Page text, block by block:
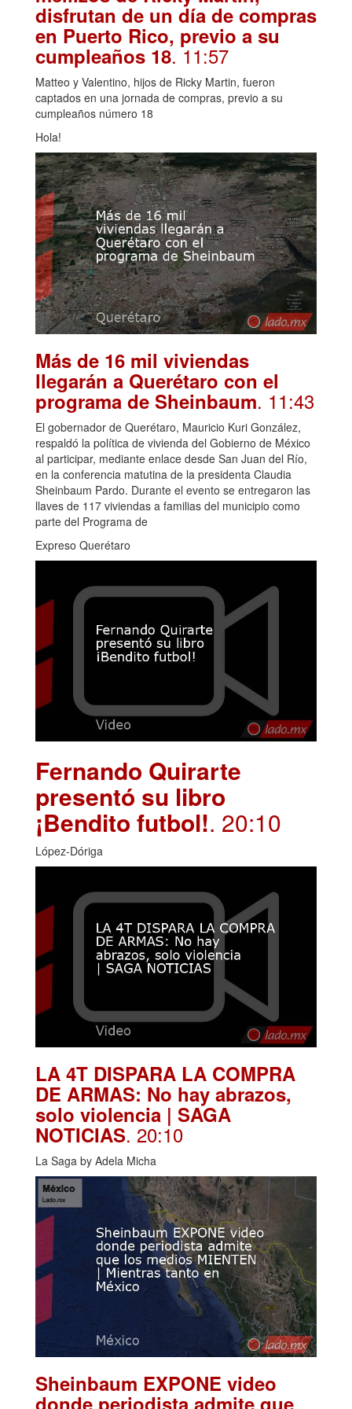
disfrutan de un día de compras
en Puerto Rico, previo a su
cumpleaños 18. 11:57
Matteo y Valentino, hijos de Ricky Martin, fueron
captados en una jornada de compras, previo a su
cumpleaños número 18
Hola!
Más de 16 mil viviendas
llegarán a Querétaro con el
programa de Sheinbaum. 11:43
El gobernador de Querétaro, Mauricio Kuri González,
respaldó la política de vivienda del Gobierno de México
al participar, mediante enlace desde San Juan del Río,
en la conferencia matutina de la presidenta Claudia
Sheinbaum Pardo. Durante el evento se entregaron las
llaves de 117 viviendas a familias del municipio como
parte del Programa de
Expreso Querétaro
Fernando Quirarte
presentó su libro
¡Bendito futbol!. 20:10
López-Dóriga
LA 4T DISPARA LA COMPRA
DE ARMAS: No hay abrazos,
solo violencia | SAGA
NOTICIAS. 20:10
La Saga by Adela Micha
Sheinbaum EXPONE video
donde periodista admite que